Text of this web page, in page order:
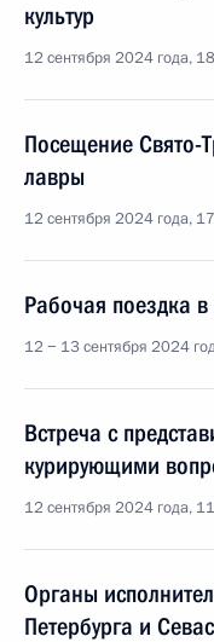
культур
12 сентября 2024 года,
Посещение Свято-
лавры
12 сентября 2024 года,
Рабочая поездка в
12 − 13 сентября 2024
Встреча с
курирующими
12 сентября 2024 года,
Органы
Петербурга и